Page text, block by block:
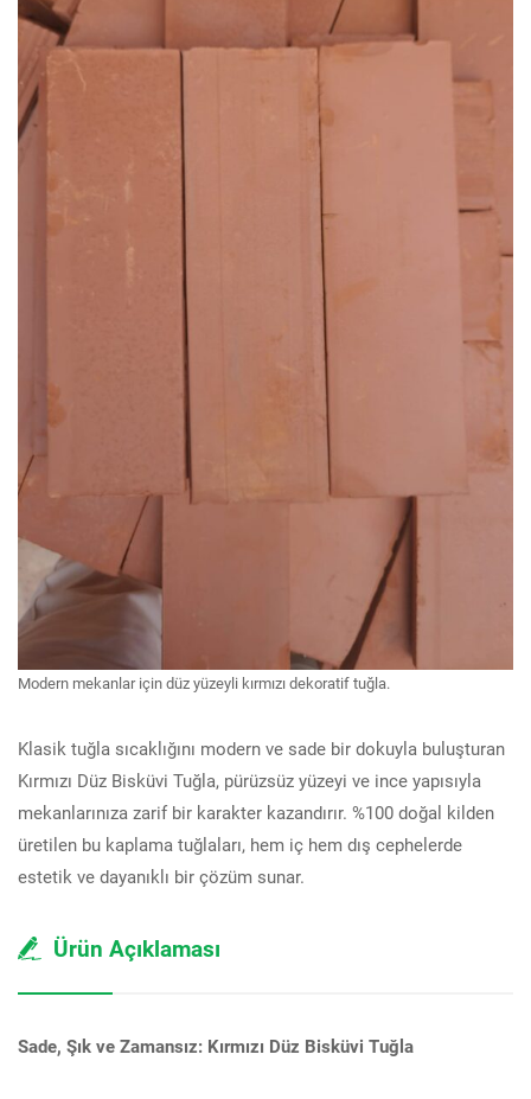
Modern mekanlar için düz yüzeyli kırmızı dekoratif tuğla.
Klasik tuğla sıcaklığını modern ve sade bir dokuyla buluşturan
Kırmızı Düz Bisküvi Tuğla, pürüzsüz yüzeyi ve ince yapısıyla
mekanlarınıza zarif bir karakter kazandırır. %100 doğal kilden
üretilen bu kaplama tuğlaları, hem iç hem dış cephelerde
estetik ve dayanıklı bir çözüm sunar.
Ürün Açıklaması
Sade, Şık ve Zamansız: Kırmızı Düz Bisküvi Tuğla